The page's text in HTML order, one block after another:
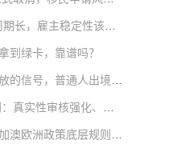
解析 EB3 申请核心痛点：排期周期长，雇主稳定性该如何考量
到绿卡，靠谱吗？
短短三天互相遣返重犯，中美释放的信号，普通人出境移民该如何看待？
2026 出入境管理 19 条新政研判：真实性审核强化、出境约束清单与合规出行方案
中年阶段移民可行性分析：美新加澳欧洲政策底层规则深度对比